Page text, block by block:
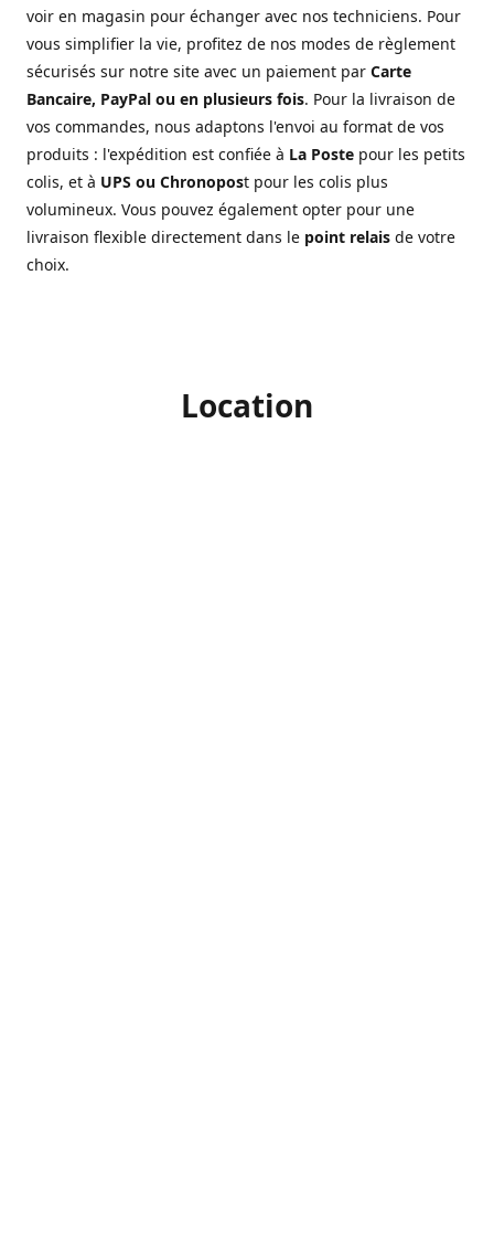
voir en magasin pour échanger avec nos techniciens. Pour
vous simplifier la vie, profitez de nos modes de règlement
sécurisés sur notre site avec un paiement par Carte
Bancaire, PayPal ou en plusieurs fois. Pour la livraison de
vos commandes, nous adaptons l'envoi au format de vos
produits : l'expédition est confiée à La Poste pour les petits
colis, et à UPS ou Chronopost pour les colis plus
volumineux. Vous pouvez également opter pour une
livraison flexible directement dans le point relais de votre
choix.
Location